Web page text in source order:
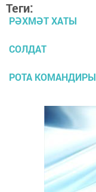
Теги:
РӘХМӘТ ХАТЫ
СОЛДАТ
РОТА КОМАНДИРЫ